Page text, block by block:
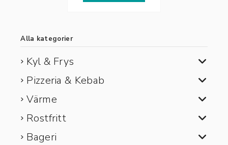
Alla kategorier
Kyl & Frys
Pizzeria & Kebab
Värme
Rostfritt
Bageri